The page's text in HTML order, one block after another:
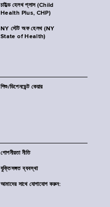
চাইল্ড হেলথ প্লাস (Child
Health Plus, CHP)
NY স্টেট অফ হেলথ (NY
State of Health)
শিশু/ডিপেনডেন্ট কেয়ার
গোপনীয়তা নীতি
যুক্তিসঙ্গত ব্যবস্থা
আমাদের সাথে যোগাযোগ করুন: